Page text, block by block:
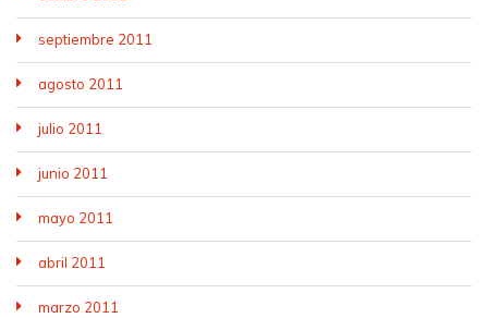
septiembre 2011
agosto 2011
julio 2011
junio 2011
mayo 2011
abril 2011
marzo 2011